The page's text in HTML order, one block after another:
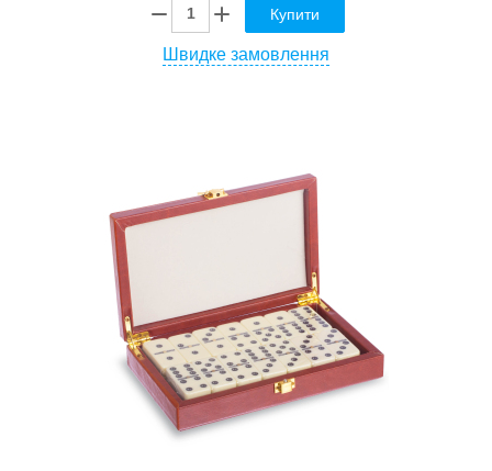
Купити
Швидке замовлення